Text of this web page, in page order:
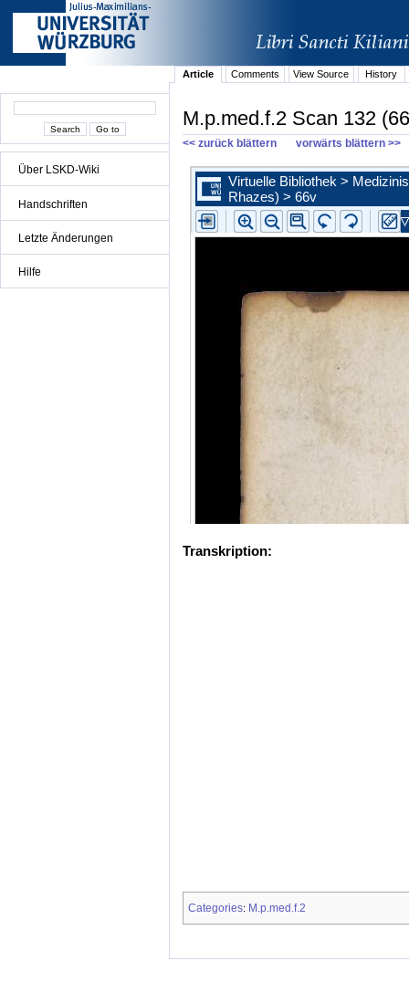
Über LSKD-Wiki
Handschriften
Letzte Änderungen
Hilfe
Article Comments View Source History
M.p.med.f.2 Scan 132
<< zurück blättern vorwärts blättern >>
Transkription:
Categories: M.p.med.f.2